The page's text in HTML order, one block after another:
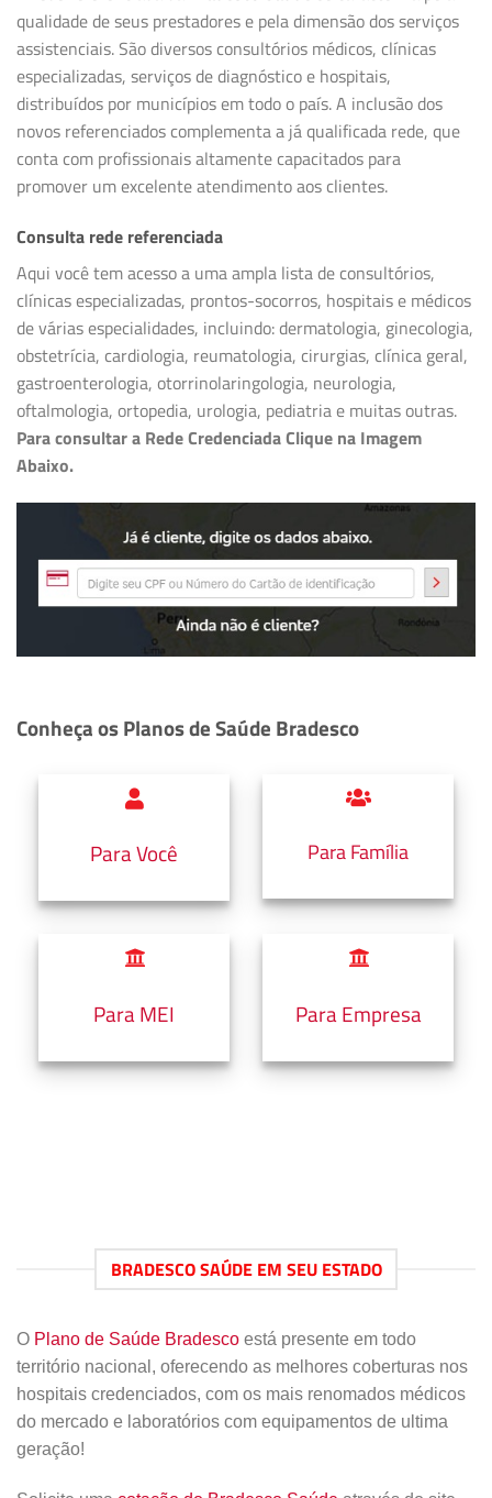
qualidade de seus prestadores e pela dimensão dos serviços
assistenciais. São diversos consultórios médicos, clínicas
especializadas, serviços de diagnóstico e hospitais,
distribuídos por municípios em todo o país. A inclusão dos
novos referenciados complementa a já qualificada rede, que
conta com profissionais altamente capacitados para
promover um excelente atendimento aos clientes.
Consulta rede referenciada
Aqui você tem acesso a uma ampla lista de consultórios,
clínicas especializadas, prontos-socorros, hospitais e médicos
de várias especialidades, incluindo: dermatologia, ginecologia,
obstetrícia, cardiologia, reumatologia, cirurgias, clínica geral,
gastroenterologia, otorrinolaringologia, neurologia,
oftalmologia, ortopedia, urologia, pediatria e muitas outras.
Para consultar a Rede Credenciada Clique na Imagem
Abaixo.
Conheça os Planos de Saúde Bradesco
Para Você Para Família
Para MEI Para Empresa
BRADESCO SAÚDE EM SEU ESTADO
O Plano de Saúde Bradesco está presente em todo
território nacional, oferecendo as melhores coberturas nos
hospitais credenciados, com os mais renomados médicos
do mercado e laboratórios com equipamentos de ultima
geração!